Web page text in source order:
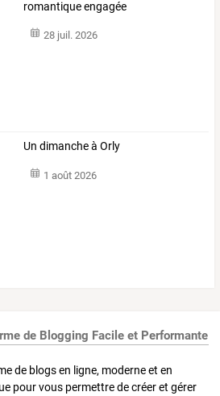
romantique engagée
28 juil. 2026
Un dimanche à Orly
1 août 2026
de Blogging Facile et Performante
de blogs en ligne, moderne et en
pour vous permettre de créer et gérer